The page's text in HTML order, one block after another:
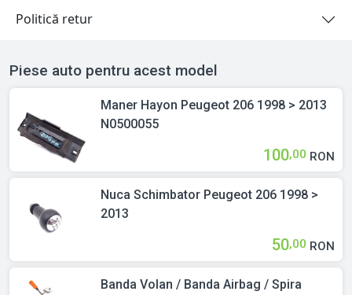
Politică retur
Piese auto pentru acest model
Maner Hayon Peugeot 206 1998 > 2013
N0500055
100,00 RON
Nuca Schimbator Peugeot 206 1998 >
2013
50,00 RON
Banda Volan / Banda Airbag / Spira